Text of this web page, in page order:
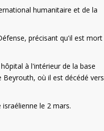
humanitaire et de la
précisant qu'il est mort
à l'intérieur de la base
où il est décédé vers
le 2 mars.